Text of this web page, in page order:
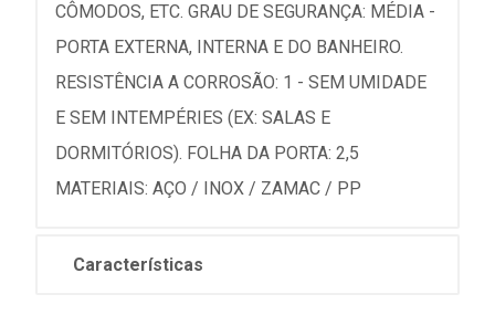
CÔMODOS, ETC. GRAU DE SEGURANÇA: MÉDIA -
PORTA EXTERNA, INTERNA E DO BANHEIRO.
RESISTÊNCIA A CORROSÃO: 1 - SEM UMIDADE
E SEM INTEMPÉRIES (EX: SALAS E
DORMITÓRIOS). FOLHA DA PORTA: 2,5
MATERIAIS: AÇO / INOX / ZAMAC / PP
Características